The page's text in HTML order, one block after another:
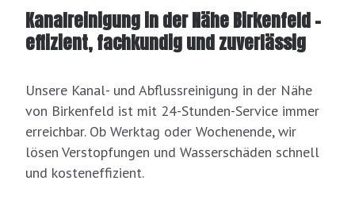
Kanalreinigung in der Nähe Birkenfeld –
effizient, fachkundig und zuverlässig
Unsere Kanal- und Abflussreinigung in der Nähe
von Birkenfeld ist mit 24-Stunden-Service immer
erreichbar. Ob Werktag oder Wochenende, wir
lösen Verstopfungen und Wasserschäden schnell
und kosteneffizient.